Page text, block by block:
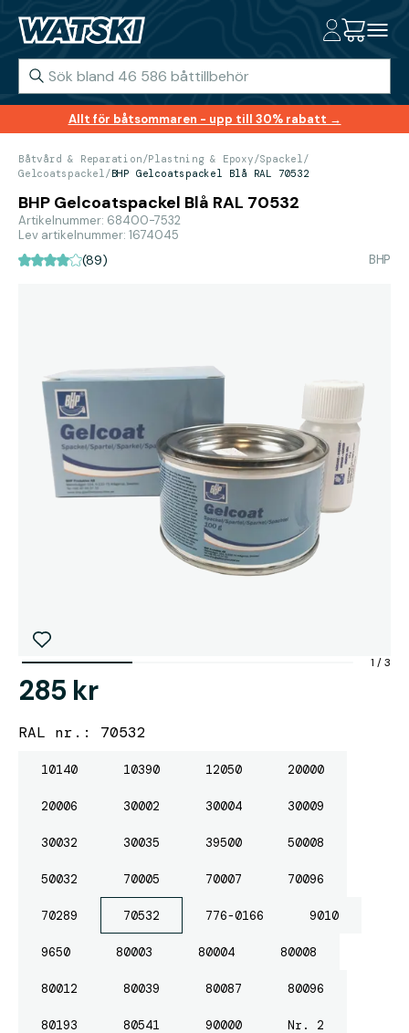
Allt för båtsommaren - upp till 30% rabatt →
Båtvård & Reparation/Plastning & Epoxy/Spackel/
Gelcoatspackel/BHP Gelcoatspackel Blå RAL 70532
BHP Gelcoatspackel Blå RAL 70532
Artikelnummer: 68400-7532
Lev artikelnummer: 1674045
(89) BHP
1 /3
285 kr
RAL nr.: 70532
10140 10390 12050 20000
20006 30002 30004 30009
30032 30035 39500 50008
50032 70005 70007 70096
70289 70532 776-0166 9010
9650 80003 80004 80008
80012 80039 80087 80096
80193 80541 90000 Nr. 2